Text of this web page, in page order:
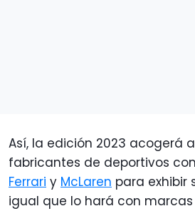
Así, la edición 2023 acogerá
fabricantes de deportivos
Ferrari y McLaren para exhibir
igual que lo hará con